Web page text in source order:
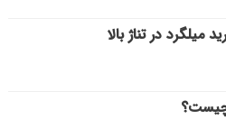
در تناژ بالا